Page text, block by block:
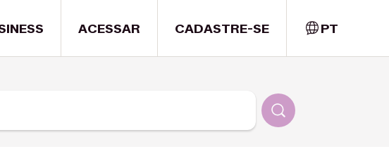
ACESSAR CADASTRE-SE PT